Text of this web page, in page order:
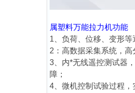
属塑料万能拉力机功能
1、负荷、位移、变形
2：高数据采集系统，
3、内*无线遥控测试器
障；
4、微机控制试验过程